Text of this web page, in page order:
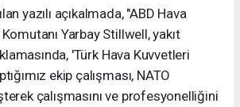
yazılı açıkalmada, "ABD Hava
Yarbay Stillwell, yakıt
'Türk Hava Kuvvetleri
ekip çalışması, NATO
çalışmasını ve profesyonelliğini